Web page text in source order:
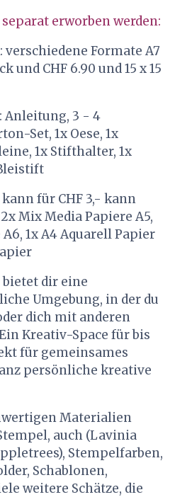
erworben werden:
Formate A7
und CHF 6.90 und 15 x 15
Anleitung, 3 - 4
Set, 1x Oese, 1x
1x Stifthalter, 1x
für CHF 3,- kann
Mix Media Papiere A5,
1x A4 Aquarell Papier
dir eine
Umgebung, in der du
dich mit anderen
Kreativ-Space für bis
für gemeinsames
persönliche kreative
Materialien
auch (Lavinia
Stempelfarben,
Schablonen,
weitere Schätze, die